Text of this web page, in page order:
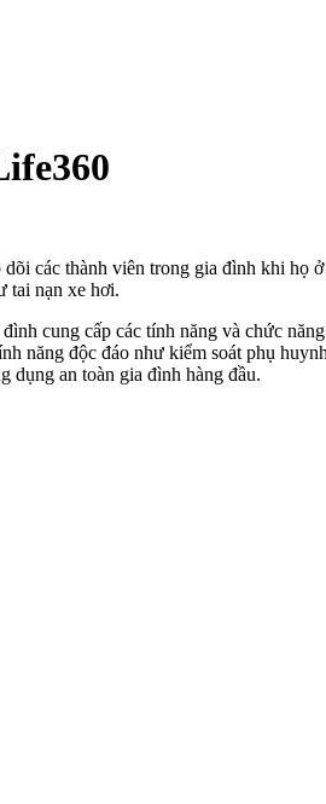
các thành viên trong gia đình khi
tai nạn xe hơi.
cung cấp các tính năng và chức
độc đáo như kiểm soát phụ
dụng an toàn gia đình hàng đầu.